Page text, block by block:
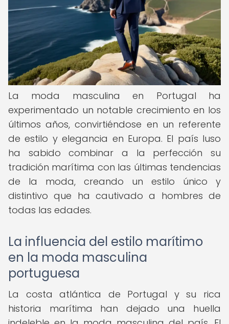
La moda masculina en Portugal ha
experimentado un notable crecimiento en los
últimos años, convirtiéndose en un referente
de estilo y elegancia en Europa. El país luso
ha sabido combinar a la perfección su
tradición marítima con las últimas tendencias
de la moda, creando un estilo único y
distintivo que ha cautivado a hombres de
todas las edades.
La influencia del estilo marítimo
en la moda masculina
portuguesa
La costa atlántica de Portugal y su rica
historia marítima han dejado una huella